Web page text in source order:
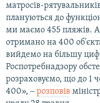
матросів-
плануються до
ми маємо 455 пляжів.
отримано на 400
вийдемо на більшу
Роспотребнадзору
розраховуємо, що до 1
400», ‒розповів